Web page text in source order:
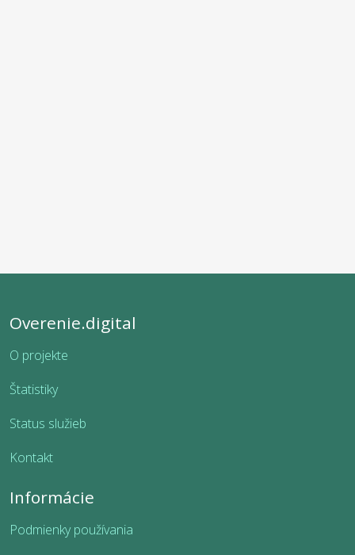
Overenie.digital
O projekte
Štatistiky
Status služieb
Kontakt
Informácie
Podmienky používania